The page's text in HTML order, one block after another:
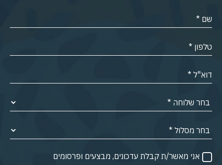
אני מאשר/ת קבלת עדכונים, מבצעים ופרסומים